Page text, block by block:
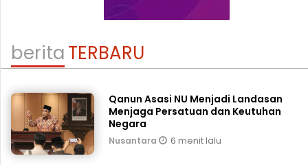
beritaTERBARU
Qanun Asasi NU Menjadi Landasan
Menjaga Persatuan dan Keutuhan
Negara
Nusantara 6 menit lalu